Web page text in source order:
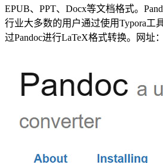
EPUB、PPT、Docx等文档格式。
行业大多数的用户通过使用Typora工
过Pandoc进行LaTeX格式转换。网址：